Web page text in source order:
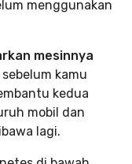
menggunakan
mesinnya
sebelum kamu
kedua
mobil dan
lagi.